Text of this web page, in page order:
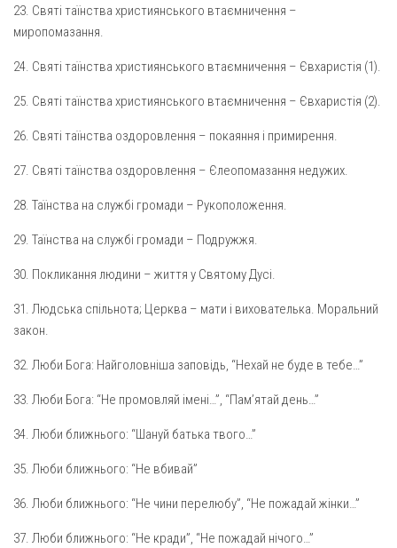
Свято-Покровський монастир оо Василіян
Св. Йосифа ОПДМ
Монастир сестер милосердя Св. Вінкентія. Дім Милосердя
Святого Василія Великого
Комісії
Катехитична комісія
Комісія у справах молоді
23. Святі таїнства християнського втаємничення –
миропомазання.
24. Святі таїнства християнського втаємничення – Євхаристія (1).
25. Святі таїнства християнського втаємничення – Євхаристія (2).
26. Святі таїнства оздоровлення – покаяння і примирення.
27. Святі таїнства оздоровлення – Єлеопомазання недужих.
28. Таїнства на службі громади – Рукоположення.
29. Таїнства на службі громади – Подружжя.
30. Покликання людини – життя у Святому Дусі.
31. Людська спільнота; Церква – мати і вихователька. Моральний
закон.
32. Люби Бога: Найголовніша заповідь, “Нехай не буде в тебе…”
33. Люби Бога: “Не промовляй імені…”, “Пам’ятай день…”
34. Люби ближнього: “Шануй батька твого…”
35. Люби ближнього: “Не вбивай”
36. Люби ближнього: “Не чини перелюбу”, “Не пожадай жінки…”
37. Люби ближнього: “Не кради”, “Не пожадай нічого…”